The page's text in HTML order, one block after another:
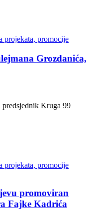
projekata, promocije
Grozdanića,
Kruga 99
projekata, promocije
promoviran
Fajke Kadrića